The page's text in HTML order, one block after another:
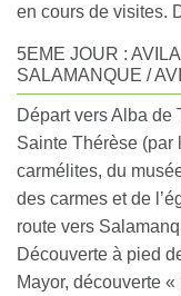
en cours de visites.
5EME JOUR :
SALAMANQUE /
Départ vers Alba de
Sainte Thérèse (par
carmélites, du
des carmes et de
route vers
Découverte à pied
Mayor, découverte